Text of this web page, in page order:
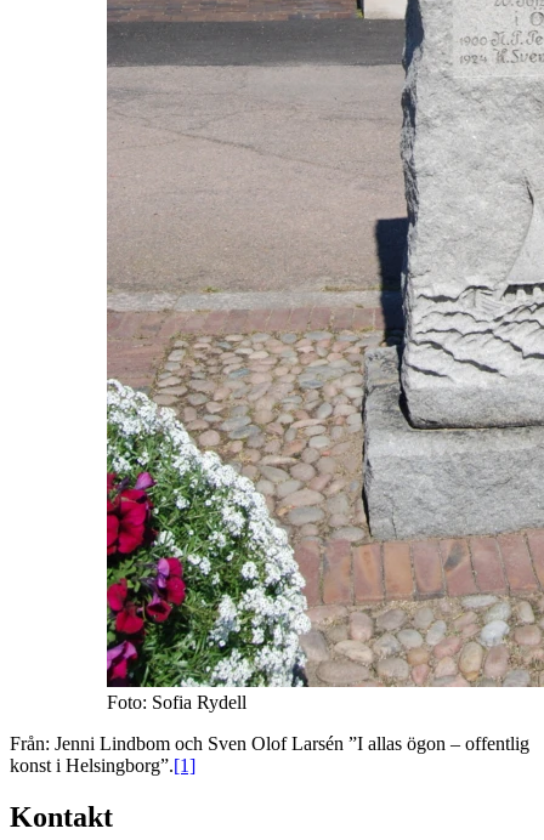
Foto: Sofia Rydell
Från: Jenni Lindbom och Sven Olof Larsén ”I allas ögon – offentlig
konst i Helsingborg”.[1]
Kontakt